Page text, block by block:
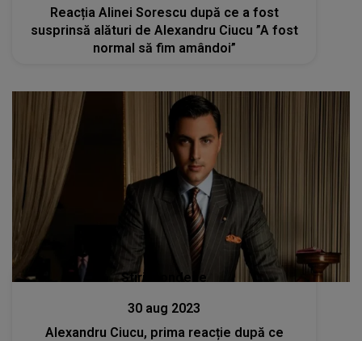
Reacția Alinei Sorescu după ce a fost
susprinsă alături de Alexandru Ciucu ”A fost
normal să fim amândoi”
Stiri mondene
30 aug 2023
Alexandru Ciucu, prima reacție după ce